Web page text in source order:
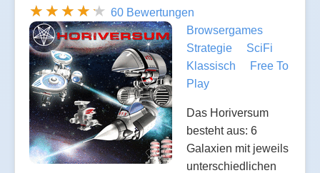
60 Bewertungen
Browsergames
Strategie
SciFi
Klassisch
Free To
Play
Das Horiversum
besteht aus: 6
Galaxien mit jeweils
unterschiedlichen